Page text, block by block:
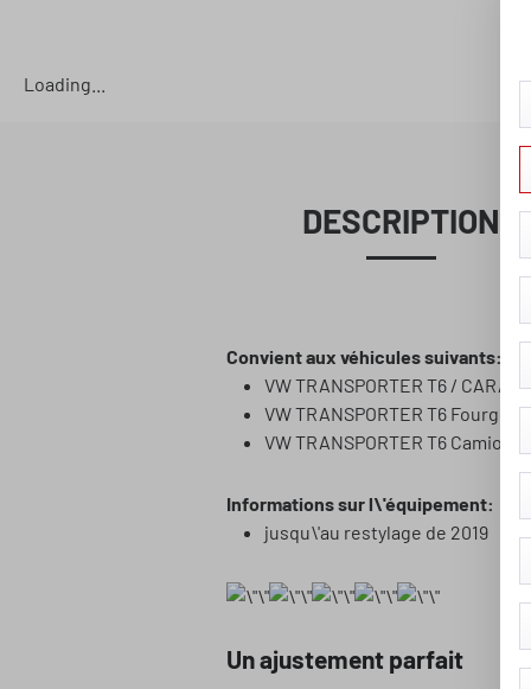
Loading...
DESCRIPTION
Convient aux véhicules suivants:
VW TRANSPORTER T6 /
VW TRANSPORTER T6 Fourgon
VW TRANSPORTER T6
Informations sur l\'équipement:
jusqu\'au restylage de 2019
Un ajustement parfait